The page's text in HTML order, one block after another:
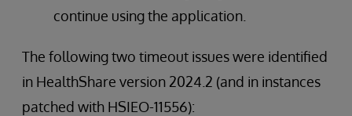
continue using the application.
The following two timeout issues were identified
in HealthShare version 2024.2 (and in instances
patched with HSIEO-11556):